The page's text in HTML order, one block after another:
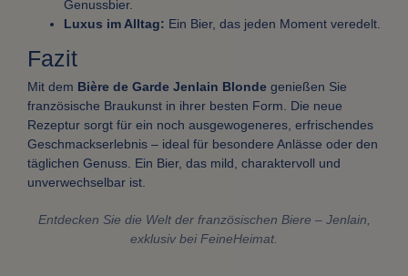
Genussbier.
Luxus im Alltag: Ein Bier, das jeden Moment veredelt.
Fazit
Mit dem Bière de Garde Jenlain Blonde genießen Sie
französische Braukunst in ihrer besten Form. Die neue
Rezeptur sorgt für ein noch ausgewogeneres, erfrischendes
Geschmackserlebnis – ideal für besondere Anlässe oder den
täglichen Genuss. Ein Bier, das mild, charaktervoll und
unverwechselbar ist.
Entdecken Sie die Welt der französischen Biere – Jenlain,
exklusiv bei FeineHeimat.